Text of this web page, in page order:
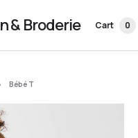
& Broderie Cart 0
Bébé T